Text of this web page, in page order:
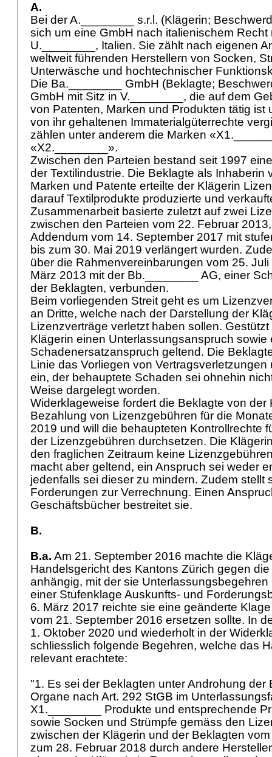
A.
Bei der A.________ s.r.l. (Klägerin;
sich um eine GmbH nach italienischem Recht
U.________, Italien. Sie zählt nach eigenen
weltweit führenden Herstellern von Socken,
Unterwäsche und hochtechnischer
Die Ba.________ GmbH (Beklagte;
GmbH mit Sitz in V.________, die auf dem
von Patenten, Marken und Produkten tätig ist
von ihr gehaltenen Immaterialgüterrechte
zählen unter anderem die Marken
«X2.________».
Zwischen den Parteien bestand seit 1997
der Textilindustrie. Die Beklagte als Inhaberin
Marken und Patente erteilte der Klägerin
darauf Textilprodukte produzierte und
Zusammenarbeit basierte zuletzt auf zwei
zwischen den Parteien vom 22. Februar
Addendum vom 14. September 2017 mit
bis zum 30. Mai 2019 verlängert wurden.
über die Rahmenvereinbarungen vom 25.
März 2013 mit der Bb.________ AG, einer
der Beklagten, verbunden.
Beim vorliegenden Streit geht es um
an Dritte, welche nach der Darstellung der
Lizenzverträge verletzt haben sollen.
Klägerin einen Unterlassungsanspruch sowie
Schadenersatzanspruch geltend. Die
Linie das Vorliegen von
ein, der behauptete Schaden sei ohnehin
Weise dargelegt worden.
Widerklageweise fordert die Beklagte von der
Bezahlung von Lizenzgebühren für die
2019 und will die behaupteten Kontrollrechte
der Lizenzgebühren durchsetzen. Die
den fraglichen Zeitraum keine
macht aber geltend, ein Anspruch sei weder
jedenfalls sei dieser zu mindern. Zudem stellt
Forderungen zur Verrechnung. Einen
Geschäftsbücher bestreitet sie.
B.
B.a. Am 21. September 2016 machte die
Handelsgericht des Kantons Zürich gegen
anhängig, mit der sie
einer Stufenklage Auskunfts- und
6. März 2017 reichte sie eine geänderte
vom 21. September 2016 ersetzen sollte. In
1. Oktober 2020 und wiederholt in der
schliesslich folgende Begehren, welche das
relevant erachtete:
"1. Es sei der Beklagten unter Androhung der
Organe nach Art. 292 StGB im
X1.________ Produkte und entsprechende
sowie Socken und Strümpfe gemäss den
zwischen der Klägerin und der Beklagten
zum 28. Februar 2018 durch andere